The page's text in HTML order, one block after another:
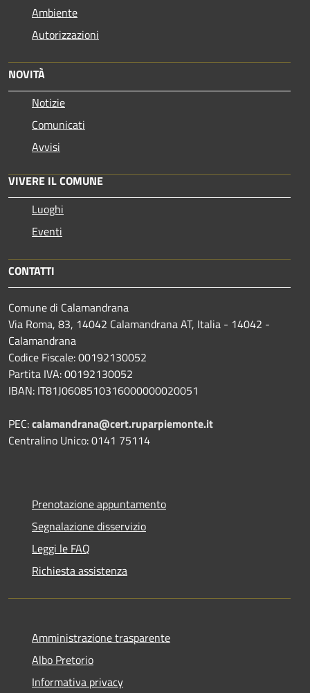
Ambiente
Autorizzazioni
NOVITÀ
Notizie
Comunicati
Avvisi
VIVERE IL COMUNE
Luoghi
Eventi
CONTATTI
Comune di Calamandrana
Via Roma, 83, 14042 Calamandrana AT, Italia - 14042 -
Calamandrana
Codice Fiscale: 00192130052
Partita IVA: 00192130052
IBAN: IT81J0608510316000000020051
PEC:calamandrana@cert.ruparpiemonte.it
Centralino Unico: 0141 75114
Prenotazione appuntamento
Segnalazione disservizio
Leggi le FAQ
Richiesta assistenza
Amministrazione trasparente
Albo Pretorio
Informativa privacy